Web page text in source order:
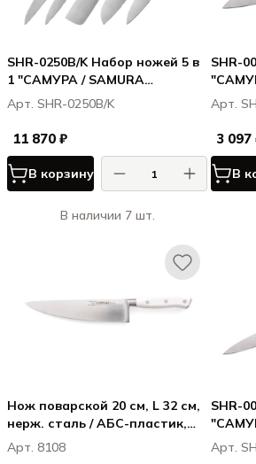
SHR-0250B/K Набор ножей 5 в
1 "САМУРА / SAMURA
Харакири / Harakiri"
11,23,43,85,95, корроз.-стойкая
сталь, ABS пластик
Арт. SHR-0250B/K
11 870 ₽
В корзину
В наличии 7 шт.
SHR-
Арт.
3 097
В
Нож поварской 20 см, L 32 см,
нерж. сталь / АБС-пластик,
цвет ручки белый, Марбл /
Marble
Арт. 8108
SHR-
Арт.